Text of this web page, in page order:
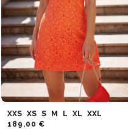
XXS XS S M L XL
XXL
189,00 €